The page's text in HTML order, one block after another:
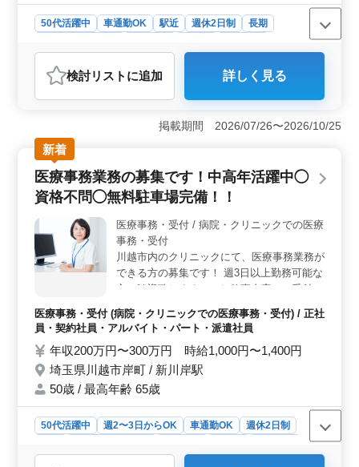
50代活躍中 車通勤OK 駅近 週休2日制
長期
おすすめポイント
＜年間休日145日×残業なしで私生活充実＞ 木・日・祝
休みの完全週休二日制に加え、夏季・年末年始休暇もあ
り年間休日は145日。残業なしで定時退勤が可能なため、
家庭や趣味の時間を大切にしながら無理なく働けます。
長く安定して続けたい方に最適な環境です。 ＜駅
近・車通勤OKで通勤便利＞ 与野本町駅から徒歩圏内の
好立地に加え、車通勤も可能。交通費は実費支給で上限
勤が快適なため、仕事へ集中しやすい職場です。 ＜
経験を活かして働ける職場＞ 診療報酬請求の経験があ
る方の募集です。少人数で落ち着いた職場で、培った医
療事務スキルを活かして即戦力として活躍できます。
検討リスト に追加 詳しく見る
掲載期間 2026/07/26〜2026/10/25
新着
医療事務業務の募集です！中高年活躍中◯
資格不問◯無料駐車場完備！！
医療事務・受付 / 病院・クリニックでの医療
事務・受付
川越市内のクリニックにて、医療事務業務が
できる方の募集です！ 週3日以上勤務可能な
方、歓迎致します！ --お仕事内容-- ・受付
診療補助 --診療科目-- 内科、小児科、皮膚
科、放射線科、麻酔科 等 ◯社会保険完備 ◯
無料駐車場完備 ◯シニア層歓迎 正社員及び
アルバイト・パートの募集です！ 今までの
経験を活かして働ける方を募集！ 皆様の応
医療事務・受付 (病院・クリニックでの医療事務・受付) / 正社
員・契約社員・アルバイト・パート・派遣社員
年収200万円〜300万円 時給1,000円〜1,400円
埼玉県川越市岸町 / 新川岸駅
50歳 / 最高年齢 65歳
50代活躍中 週2〜3日からOK 車通勤OK
週休2日制
アルバイト・パート